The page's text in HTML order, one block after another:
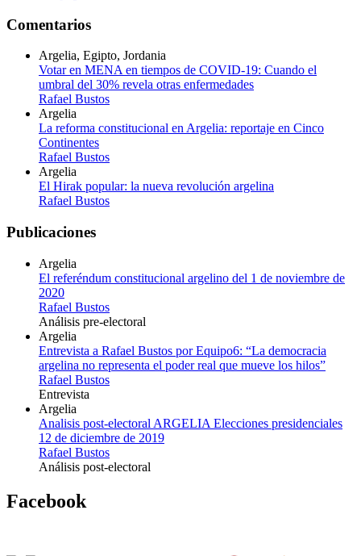
Comentarios
Argelia, Egipto, Jordania
Votar en MENA en tiempos de COVID-19: Cuando el
umbral del 30% revela otras enfermedades
Rafael Bustos
Argelia
La reforma constitucional en Argelia: reportaje en Cinco
Continentes
Rafael Bustos
Argelia
El Hirak popular: la nueva revolución argelina
Rafael Bustos
Publicaciones
Argelia
El referéndum constitucional argelino del 1 de noviembre de
2020
Rafael Bustos
Análisis pre-electoral
Argelia
Entrevista a Rafael Bustos por Equipo6: “La democracia
argelina no representa el poder real que mueve los hilos”
Rafael Bustos
Entrevista
Argelia
Analisis post-electoral ARGELIA Elecciones presidenciales
12 de diciembre de 2019
Rafael Bustos
Análisis post-electoral
Facebook